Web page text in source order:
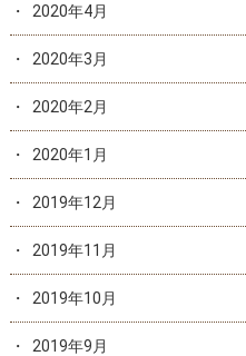
2020年4月
2020年3月
2020年2月
2020年1月
2019年12月
2019年11月
2019年10月
2019年9月